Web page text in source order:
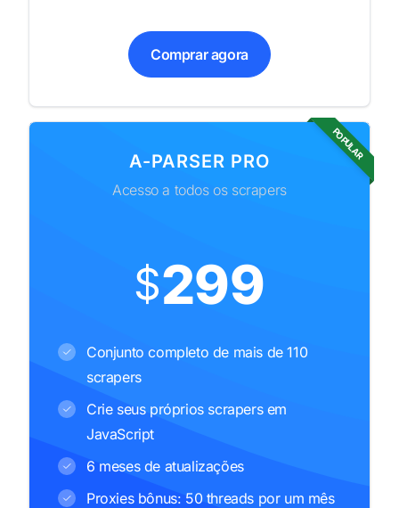
Comprar agora
POPULAR
A-PARSER PRO
Acesso a todos os scrapers
$299
Conjunto completo de mais de 110
scrapers
Crie seus próprios scrapers em
JavaScript
6 meses de atualizações
Proxies bônus: 50 threads por um mês